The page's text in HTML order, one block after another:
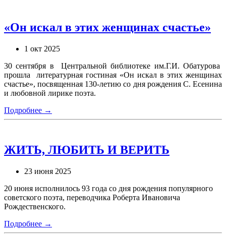
«Он искал в этих женщинах счастье»
1 окт 2025
30 сентября в Центральной библиотеке им.Г.И. Обатурова
прошла литературная гостиная «Он искал в этих женщинах
счастье», посвященная 130-летию со дня рождения С. Есенина
и любовной лирике поэта.
Подробнее →
ЖИТЬ, ЛЮБИТЬ И ВЕРИТЬ
23 июня 2025
20 июня исполнилось 93 года со дня рождения популярного
советского поэта, переводчика Роберта Ивановича
Рождественского.
Подробнее →